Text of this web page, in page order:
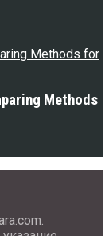
Methods